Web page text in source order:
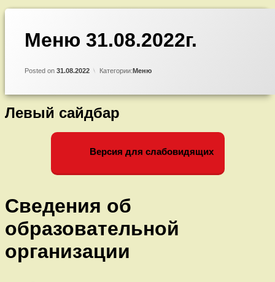
Меню 31.08.2022г.
Posted on 31.08.2022 Категории:Меню
комментарий
Меню
Левый сайдбар
Версия для слабовидящих
Сведения об
образовательной
организации